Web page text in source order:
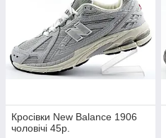
Кросівки New Balance 1906
чоловічі 45р.